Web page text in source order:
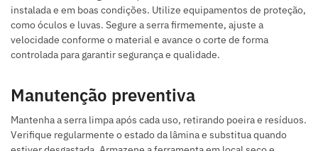
instalada e em boas condições. Utilize equipamentos de proteção,
como óculos e luvas. Segure a serra firmemente, ajuste a
velocidade conforme o material e avance o corte de forma
controlada para garantir segurança e qualidade.
Manutenção preventiva
Mantenha a serra limpa após cada uso, retirando poeira e resíduos.
Verifique regularmente o estado da lâmina e substitua quando